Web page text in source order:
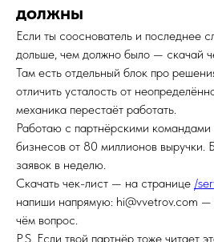
должны
Если ты сооснователь и последнее
дольше, чем должно было — скачай
Там есть отдельный блок про
отличить усталость от
механика перестаёт работать.
Работаю с партнёрскими командами
бизнесов от 80 миллионов выручки.
заявок в неделю.
Скачать чек-лист — на странице /
напиши напрямую: hi@vvetrov.com —
чём вопрос.
P.S. Если твой партнёр тоже читает